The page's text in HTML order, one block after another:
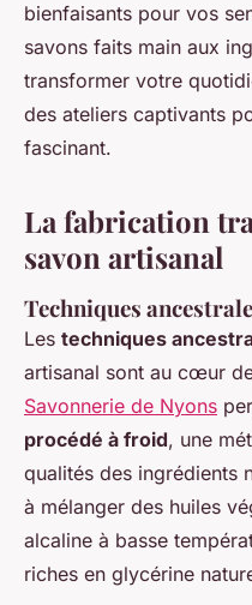
bienfaisants pour vos
savons faits main aux
transformer votre
des ateliers captivants
fascinant.
La fabrication
savon artisanal
Techniques
Les techniques
artisanal sont au cœur
Savonnerie de Nyons
procédé à froid, une
qualités des ingrédients
à mélanger des huiles
alcaline à basse
riches en glycérine